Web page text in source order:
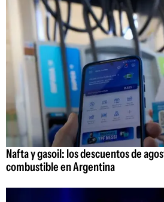
Nafta y gasoil: los descuentos de
combustible en Argentina